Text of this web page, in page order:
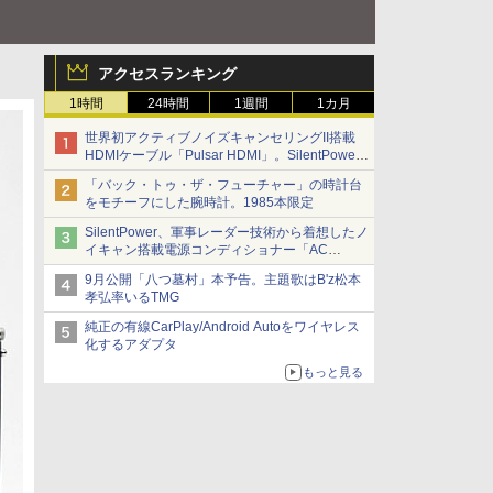
アクセスランキング
1時間 24時間 1週間 1カ月
世界初アクティブノイズキャンセリングII搭載
HDMIケーブル「Pulsar HDMI」。SilentPower
から
「バック・トゥ・ザ・フューチャー」の時計台
をモチーフにした腕時計。1985本限定
SilentPower、軍事レーダー技術から着想したノ
イキャン搭載電源コンディショナー「AC
iPurifier2」
9月公開「八つ墓村」本予告。主題歌はB'z松本
孝弘率いるTMG
純正の有線CarPlay/Android Autoをワイヤレス
化するアダプタ
もっと見る